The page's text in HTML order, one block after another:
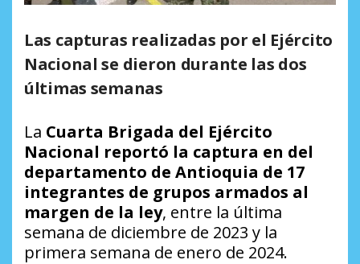
Las capturas realizadas por el Ejército
Nacional se dieron durante las dos
últimas semanas
La Cuarta Brigada del Ejército
Nacional reportó la captura en del
departamento de Antioquia de 17
integrantes de grupos armados al
margen de la ley, entre la última
semana de diciembre de 2023 y la
primera semana de enero de 2024.